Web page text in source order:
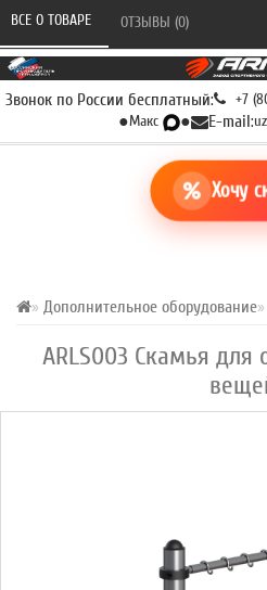
Звонок по России бесплатный: +7
●Макс ● E-mail:
Хочу
Дополнительное оборудование
ARLS003 Скамья
ВСЕ О ТОВАРЕ ОТЗЫВЫ (0)